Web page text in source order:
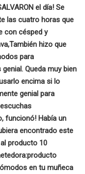
el día! Se
las cuatro horas que
con césped y
También hizo que
para
genial. Queda muy bien
encima si lo
genial para
funcionó! Había un
encontrado este
producto 10
producto
en tu muñeca